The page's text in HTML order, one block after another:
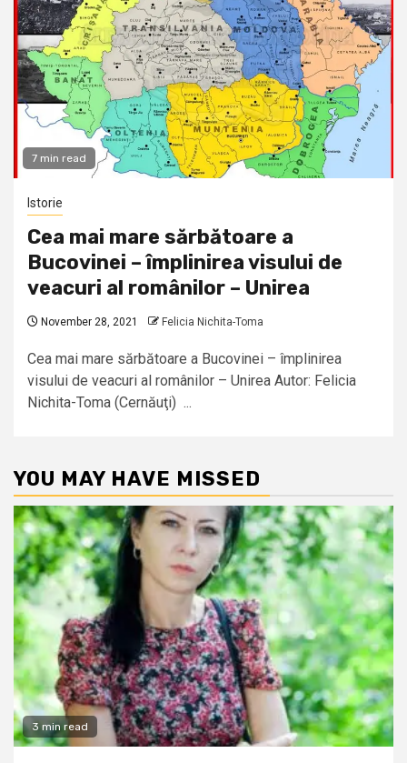
7 min read
Istorie
Cea mai mare sărbătoare a
Bucovinei – împlinirea visului de
veacuri al românilor – Unirea
November 28, 2021 Felicia Nichita-Toma
Cea mai mare sărbătoare a Bucovinei – împlinirea
visului de veacuri al românilor – Unirea Autor: Felicia
Nichita-Toma (Cernăuţi) ...
YOU MAY HAVE MISSED
3 min read